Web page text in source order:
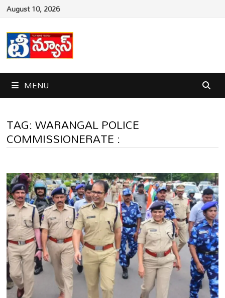
Skip
content
August 10, 2026
MENU
TAG:WARANGAL POLICE
COMMISSIONERATE :